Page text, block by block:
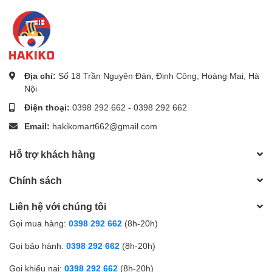
Địa chỉ: Số 18 Trần Nguyên Đán, Định Công, Hoàng Mai, Hà
Nội
Điện thoại: 0398 292 662 - 0398 292 662
Email: hakikomart662@gmail.com
Hỗ trợ khách hàng
Chính sách
Liên hệ với chúng tôi
Gọi mua hàng: 0398 292 662 (8h-20h)
Gọi bảo hành: 0398 292 662 (8h-20h)
Gọi khiếu nại: 0398 292 662 (8h-20h)